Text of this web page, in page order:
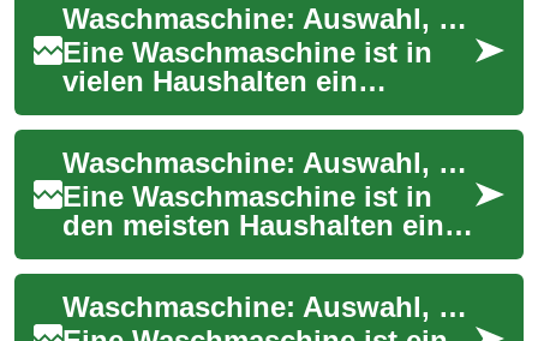
Waschmaschine: Auswahl, Bedienung und Sicherheit für Senioren
Eine Waschmaschine ist in
vielen Haushalten ein
unverzichtbares
Haushaltsgerät. Für Senioren
und ältere Menschen spie... Waschmaschine: Auswahl, Bedienkomfort und Sicherheit im Alltag
Eine Waschmaschine ist in
den meisten Haushalten ein
zentrales Haushaltsgerät und
beeinflusst Alltag, Sicherheit
und ...
Waschmaschine: Auswahl, Nutzung und Sicherheit für Senioren